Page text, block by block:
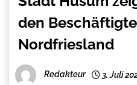
den
Nordfriesland
Redakteur 3. Juli